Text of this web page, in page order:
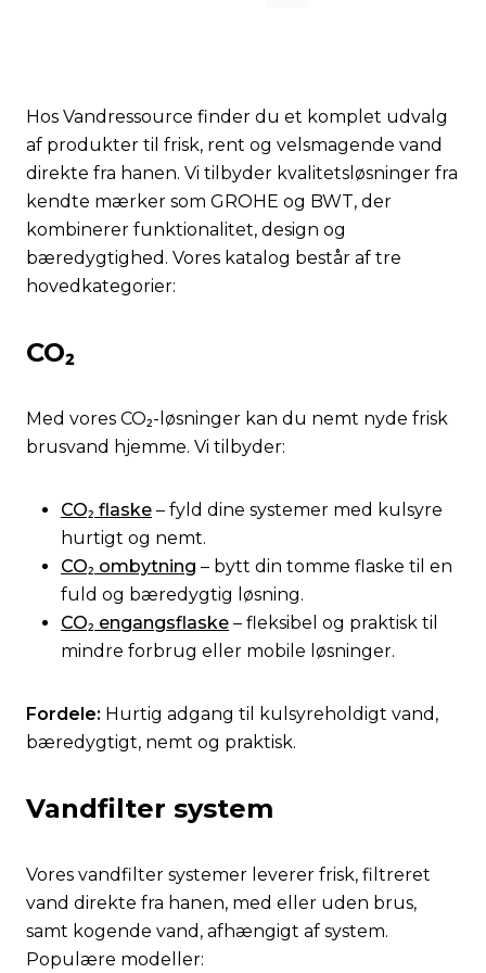
Hos Vandressource finder du et komplet udvalg
af produkter til frisk, rent og velsmagende vand
direkte fra hanen. Vi tilbyder kvalitetsløsninger fra
kendte mærker som GROHE og BWT, der
kombinerer funktionalitet, design og
bæredygtighed. Vores katalog består af tre
hovedkategorier:
CO₂
Med vores CO₂-løsninger kan du nemt nyde frisk
brusvand hjemme. Vi tilbyder:
CO₂ flaske – fyld dine systemer med kulsyre
hurtigt og nemt.
CO₂ ombytning – bytt din tomme flaske til en
fuld og bæredygtig løsning.
CO₂ engangsflaske – fleksibel og praktisk til
mindre forbrug eller mobile løsninger.
Fordele: Hurtig adgang til kulsyreholdigt vand,
bæredygtigt, nemt og praktisk.
Vandfilter system
Vores vandfilter systemer leverer frisk, filtreret
vand direkte fra hanen, med eller uden brus,
samt kogende vand, afhængigt af system.
Populære modeller: